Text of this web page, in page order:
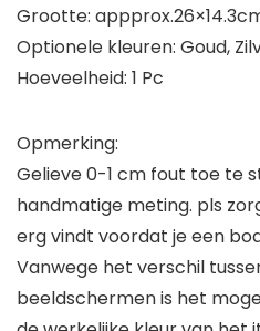
Grootte:
Optionele kleuren: Goud,
Hoeveelheid: 1 Pc
Opmerking:
Gelieve 0-1 cm fout toe te
handmatige meting. pls
erg vindt voordat je een
Vanwege het verschil
beeldschermen is het